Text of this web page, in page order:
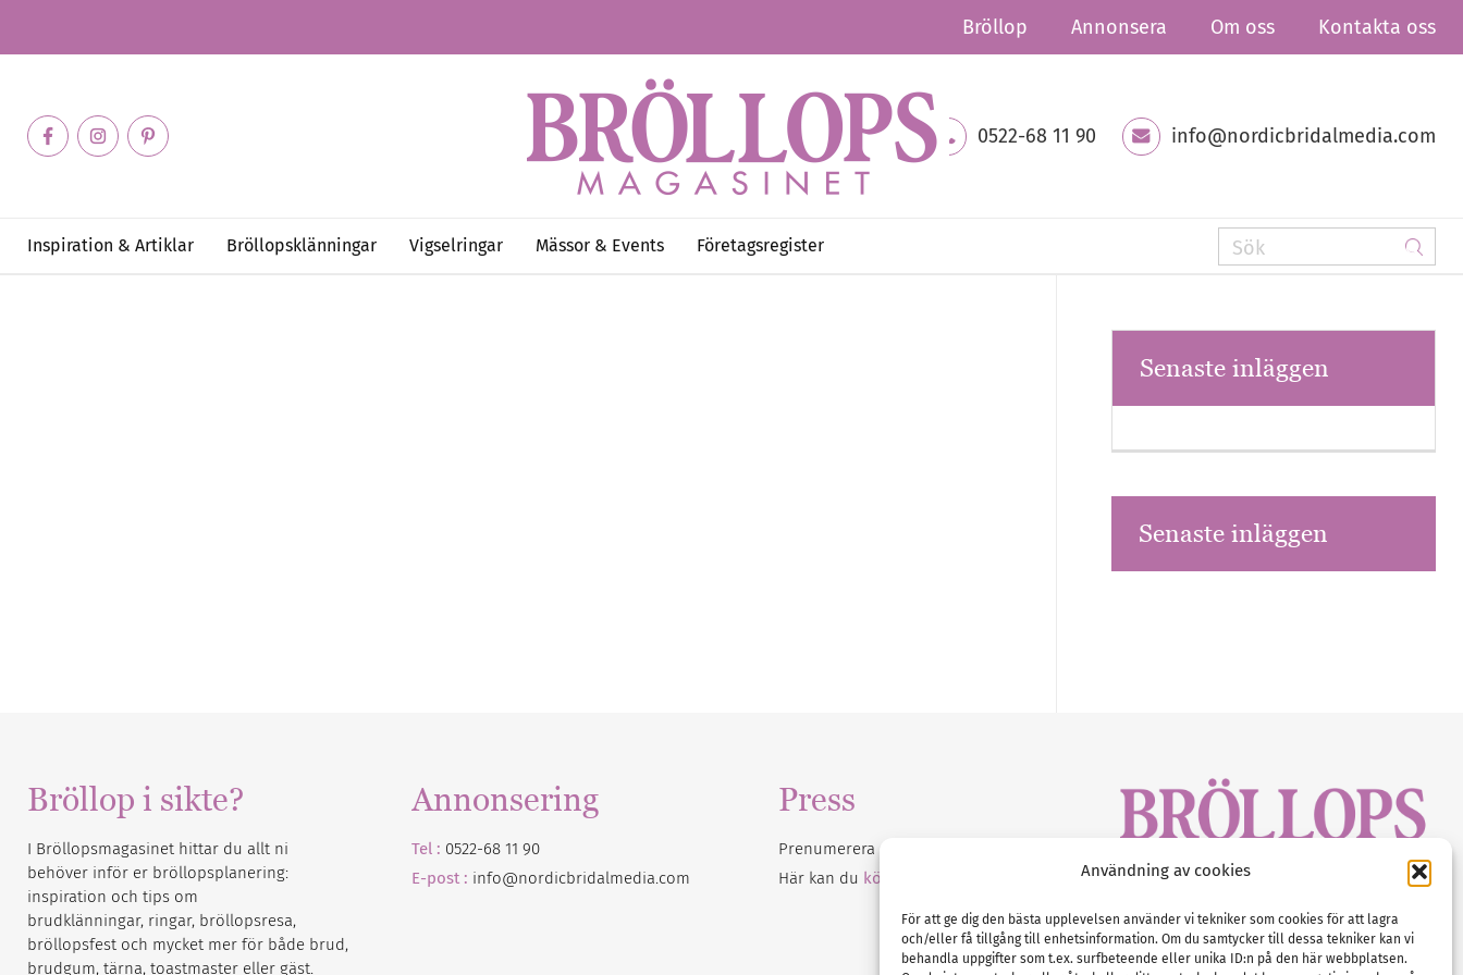
Användning av cookies
För att ge dig den bästa upplevelsen använder vi tekniker som cookies för att lagra
och/eller få tillgång till enhetsinformation. Om du samtycker till dessa tekniker kan vi
behandla uppgifter som t.ex. surfbeteende eller unika ID:n på den här webbplatsen.
Bröllop Annonsera Om oss Kontakta oss
0522-68 11 90 info@nordicbridalmedia.com
Inspiration & Artiklar Bröllopsklänningar Vigselringar Mässor & Events Företagsregister
Senaste inläggen
Senaste inläggen
Bröllop i sikte?
I Bröllopsmagasinet hittar du allt ni
behöver inför er bröllopsplanering:
inspiration och tips om
brudklänningar, ringar, bröllopsresa,
bröllopsfest och mycket mer för både brud,
brudgum, tärna, toastmaster eller gäst.
Annonsering
Tel : 0522-68 11 90
E-post : info@nordicbridalmedia.com
Press
Prenumerera på vårt
Här kan du köpa Bröllopsmagasinet
Tel :0522-68 11 90
E-post:info@nordicbridalmedia.com